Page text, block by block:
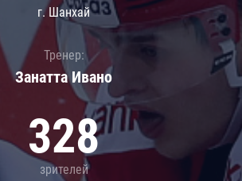
г. Шанхай
Тренер:
Занатта Иванo
328
зрителей